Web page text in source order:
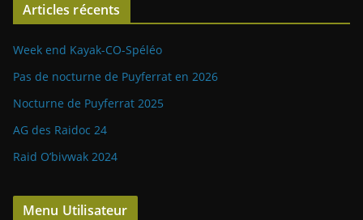
Articles récents
Week end Kayak-CO-Spéléo
Pas de nocturne de Puyferrat en 2026
Nocturne de Puyferrat 2025
AG des Raidoc 24
Raid O’bivwak 2024
Menu Utilisateur